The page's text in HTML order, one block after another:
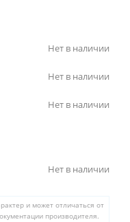
Нет в наличии
Нет в наличии
Нет в наличии
Нет в наличии
и может отличаться от
производителя.